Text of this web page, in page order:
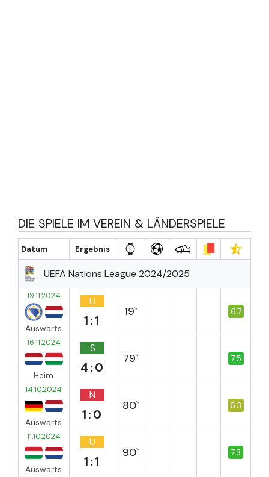
DIE SPIELE IM VEREIN & LÄNDERSPIELE
Datum Ergebnis
UEFA Nations League 2024/2025
19.11.2024
Auswärts
U
1:1
19` 6.7
16.11.2024
Heim
S
4:0
79` 7.5
14.10.2024
Auswärts
N
1:0
80` 6.3
11.10.2024
Auswärts
U
1:1
90` 7.3